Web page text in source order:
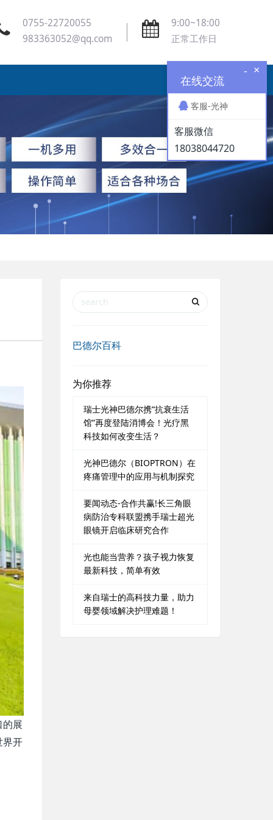
0755-22720055
983363052@qq.com
9:00~18:00
正常工作日
的展
界开
巴德尔百科
为你推荐
瑞士光神巴德尔携“抗衰生活
馆”再度登陆消博会！光疗黑
科技如何改变生活？
光神巴德尔（BIOPTRON）在
疼痛管理中的应用与机制探究
要闻动态-合作共赢!长三角眼
病防治专科联盟携手瑞士超光
眼镜开启临床研究合作
光也能当营养？孩子视力恢复
最新科技，简单有效
来自瑞士的高科技力量，助力
母婴领域解决护理难题！
×
-
在线交流
客服-光神
客服微信
18038044720